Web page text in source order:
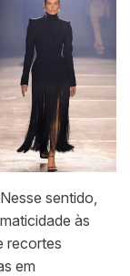
sentido,
às
recortes
em